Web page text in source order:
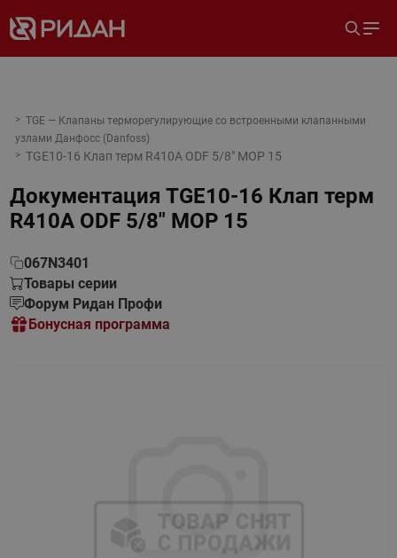
TGE — Клапаны терморегулирующие со встроенными клапанными
узлами Данфосс (Danfoss)
TGE10-16 Клап терм R410A ODF 5/8" MOP 15
Документация TGE10-16 Клап терм
R410A ODF 5/8" MOP 15
067N3401
Товары серии
Форум Ридан Профи
Бонусная программа